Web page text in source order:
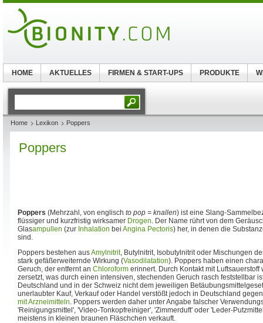
Home Lexikon Poppers
Poppers
Poppers (Mehrzahl, von englisch to pop = knallen) ist eine Slang-
flüssiger und kurzfristig wirksamer Drogen. Der Name rührt von dem
Glasampullen (zur Inhalation bei Angina Pectoris) her, in denen die
sind.
Poppers bestehen ausAmylnitrit, Butylnitrit, Isobutylnitrit oder Mischungen
stark gefäßerweiternde Wirkung (Vasodilatation). Poppers haben einen
Geruch, der entfernt an Chloroform erinnert. Durch Kontakt mit
zersetzt, was durch einen intensiven, stechenden Geruch rasch feststellbar
Deutschland und in der Schweiz nicht dem jeweiligen
unerlaubter Kauf, Verkauf oder Handel verstößt jedoch in Deutschland
mit Arzneimitteln. Poppers werden daher unter Angabe falscher
'Reinigungsmittel', 'Video-Tonkopfreiniger', 'Zimmerduft' oder 'Leder-
meistens in kleinen braunen Fläschchen verkauft.
HOME AKTUELLES FIRMEN & START-UPS PRODUKTE